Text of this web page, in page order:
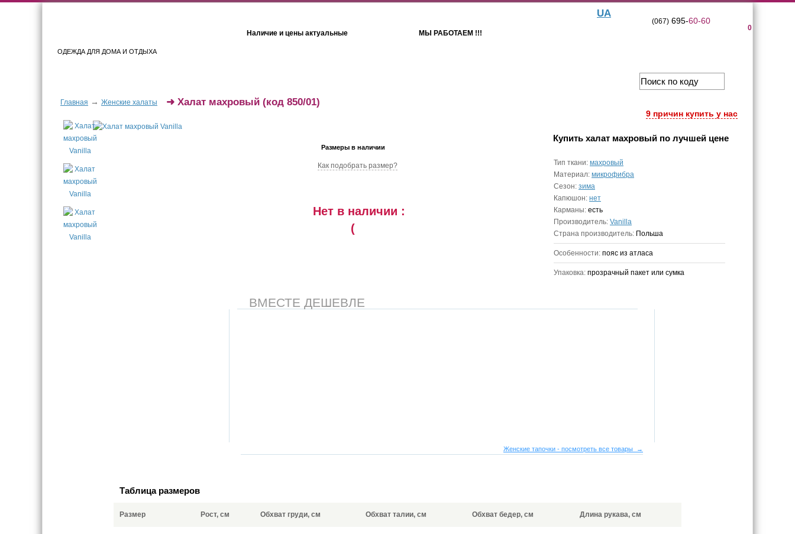
ОДЕЖДА ДЛЯ ДОМА И ОТДЫХА
Наличие и цены актуальные МЫ РАБОТАЕМ !!!
UA
0
(067)695-60-60
Главная → Женские халаты
9 причин купить у нас
➜ Халат махровый (код 850/01)
Размеры в наличии
Как подобрать размер?
Нет в наличии :
(
Купить халат махровый по лучшей цене
Тип ткани: махровый
Материал: микрофибра
Сезон: зима
Капюшон: нет
Карманы: есть
Производитель: Vanilla
Страна производитель: Польша
Особенности: пояс из атласа
Упаковка: прозрачный пакет или сумка
ВМЕСТЕ ДЕШЕВЛЕ
Женские тапочки - посмотреть все товары →
Таблица размеров
Размер Рост, см Обхват груди, см Обхват талии, см Обхват бедер, см Длина рукава, см